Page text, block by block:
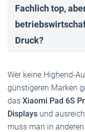
Fachlich top,
Druck?
Wer keine Highend-
günstigeren Marken
das Xiaomi Pad 6S
Displays und
muss man in